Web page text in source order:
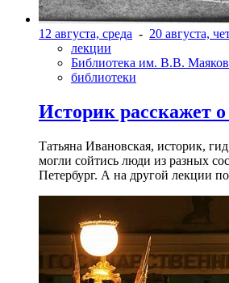
12 августа, среда - 20 августа,
лекции
Библиотека им. В.В.
библиотеки
Историк расскажет
Татьяна Ивановская, историк,
могли сойтись люди из разных
Петербург. А на другой лекции